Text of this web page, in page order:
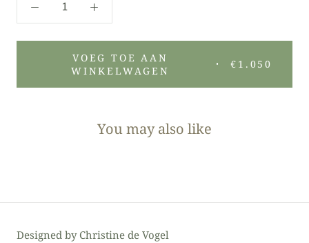
VOEG TOE AAN
WINKELWAGEN
€1.050
You may also like
Designed by Christine de Vogel